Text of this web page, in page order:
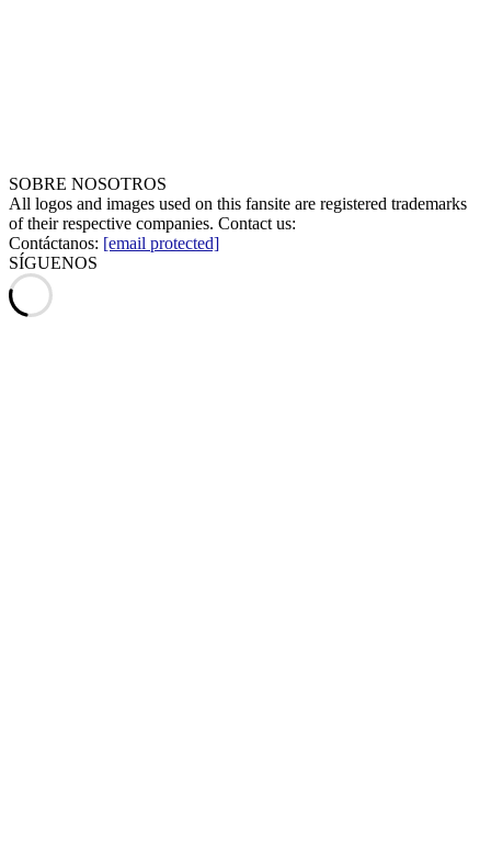
SOBRE NOSOTROS
All logos and images used on this fansite are registered trademarks
of their respective companies. Contact us:
Contáctanos: [email protected]
SÍGUENOS